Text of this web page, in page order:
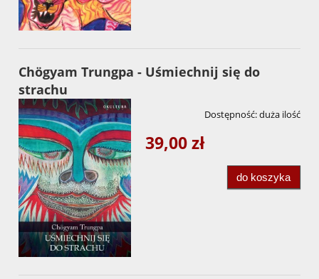
Chögyam Trungpa - Uśmiechnij się do
strachu
Dostępność:duża ilość
39,00 zł
do koszyka